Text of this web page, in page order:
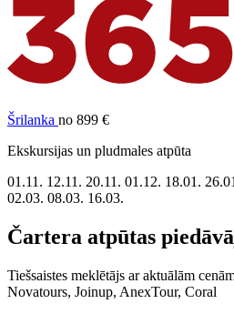
Šrilanka no 899 €
Ekskursijas un pludmales atpūta
01.11. 12.11. 20.11. 01.12. 18.01.
02.03. 08.03. 16.03.
Čartera atpūtas
Tiešsaistes meklētājs ar aktuālām
Novatours, Joinup, AnexTour, Coral